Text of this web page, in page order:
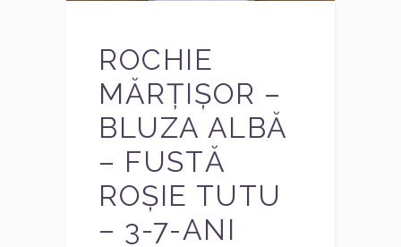
ROCHIE
MĂRȚIȘOR –
BLUZA ALBĂ
– FUSTĂ
ROȘIE TUTU
– 3-7-ANI